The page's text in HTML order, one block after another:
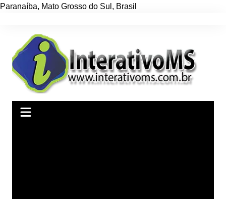
Paranaíba, Mato Grosso do Sul , Brasil
conteúdo